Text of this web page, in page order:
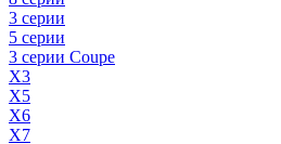
3 серии
5 серии
3 серии Coupe
X3
X5
X6
X7